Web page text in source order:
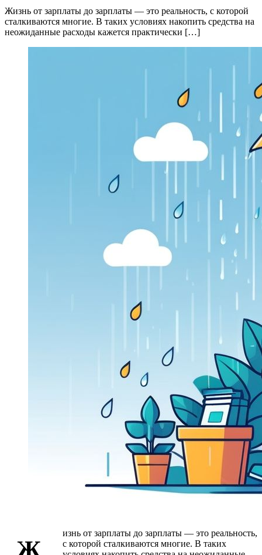
Жизнь от зарплаты до зарплаты — это реальность, с которой
сталкиваются многие. В таких условиях накопить средства на
неожиданные расходы кажется практически […]
Ж
изнь от зарплаты до зарплаты — это реальность,
с которой сталкиваются многие. В таких